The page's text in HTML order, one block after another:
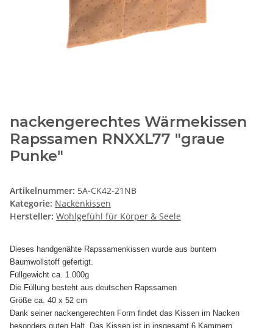
nackengerechtes Wärmekissen
Rapssamen RNXXL77 "graue
Punke"
Artikelnummer: 5A-CK42-21NB
Kategorie: Nackenkissen
Hersteller: Wohlgefühl für Körper & Seele
Dieses handgenähte Rapssamenkissen wurde aus buntem
Baumwollstoff gefertigt.
Füllgewicht ca. 1.000g
Die Füllung besteht aus deutschen Rapssamen
Größe ca. 40 x 52 cm
Dank seiner nackengerechten Form findet das Kissen im Nacken
besonders guten Halt. Das Kissen ist in insgesamt 6 Kammern